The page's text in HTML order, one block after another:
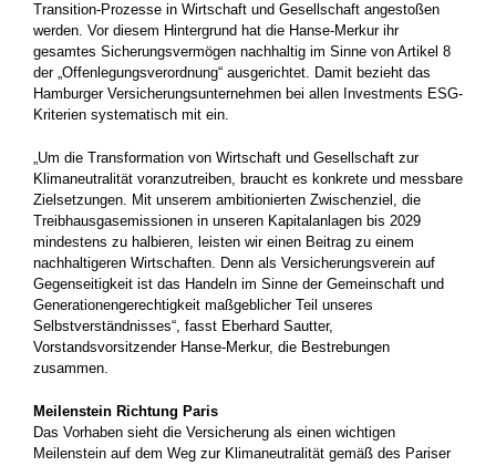
Transition-Prozesse in Wirtschaft und Gesellschaft angestoßen
werden. Vor diesem Hintergrund hat die Hanse-Merkur ihr
gesamtes Sicherungsvermögen nachhaltig im Sinne von Artikel 8
der „Offenlegungsverordnung“ ausgerichtet. Damit bezieht das
Hamburger Versicherungsunternehmen bei allen Investments ESG-
Kriterien systematisch mit ein.
„Um die Transformation von Wirtschaft und Gesellschaft zur
Klimaneutralität voranzutreiben, braucht es konkrete und messbare
Zielsetzungen. Mit unserem ambitionierten Zwischenziel, die
Treibhausgasemissionen in unseren Kapitalanlagen bis 2029
mindestens zu halbieren, leisten wir einen Beitrag zu einem
nachhaltigeren Wirtschaften. Denn als Versicherungsverein auf
Gegenseitigkeit ist das Handeln im Sinne der Gemeinschaft und
Generationengerechtigkeit maßgeblicher Teil unseres
Selbstverständnisses“, fasst Eberhard Sautter,
Vorstandsvorsitzender Hanse-Merkur, die Bestrebungen
zusammen.
Meilenstein Richtung Paris
Das Vorhaben sieht die Versicherung als einen wichtigen
Meilenstein auf dem Weg zur Klimaneutralität gemäß des Pariser